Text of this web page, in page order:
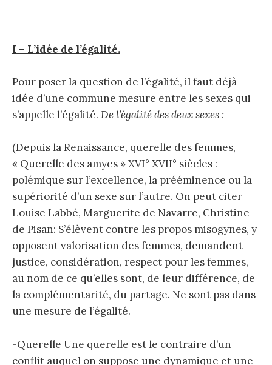
I – L’idée de l’égalité.
Pour poser la question de l’égalité, il faut déjà
idée d’une commune mesure entre les sexes qui
s’appelle l’égalité. De l’égalité des deux sexes :
(Depuis la Renaissance, querelle des femmes,
« Querelle des amyes » XVI° XVII° siècles :
polémique sur l’excellence, la prééminence ou la
supériorité d’un sexe sur l’autre. On peut citer
Louise Labbé, Marguerite de Navarre, Christine
de Pisan: S’élèvent contre les propos misogynes, y
opposent valorisation des femmes, demandent
justice, considération, respect pour les femmes,
au nom de ce qu’elles sont, de leur différence, de
la complémentarité, du partage. Ne sont pas dans
une mesure de l’égalité.
-Querelle Une querelle est le contraire d’un
conflit auquel on suppose une dynamique et une